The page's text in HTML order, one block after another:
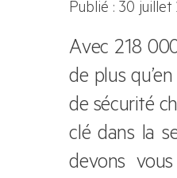
Publié : 30 juillet
Avec 218
de plus
de sécurité
clé dans la
devons